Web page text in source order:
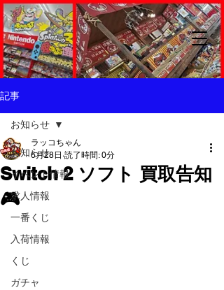
記事
お知らせ
イベント情報
求人情報
一番くじ
入荷情報
くじ
ガチャ
お知らせ
Switch 2 ソフト 買取告知
🎮
ラッコちゃん
6月28日 読了時間: 0分